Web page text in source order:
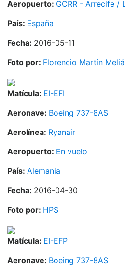
Aeropuerto: GCRR - Arrecife /
País: España
Fecha: 2016-05-11
Foto por: Florencio Martín
Matícula: EI-EFI
Aeronave: Boeing 737-8AS
Aerolínea: Ryanair
Aeropuerto: En vuelo
País: Alemania
Fecha: 2016-04-30
Foto por: HPS
Matícula: EI-EFP
Aeronave: Boeing 737-8AS